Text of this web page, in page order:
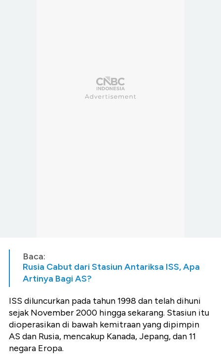
Baca:
Rusia Cabut dari Stasiun Antariksa ISS, Apa
Artinya Bagi AS?
ISS diluncurkan pada tahun 1998 dan telah dihuni
sejak November 2000 hingga sekarang. Stasiun itu
dioperasikan di bawah kemitraan yang dipimpin
AS dan Rusia, mencakup Kanada, Jepang, dan 11
negara Eropa.